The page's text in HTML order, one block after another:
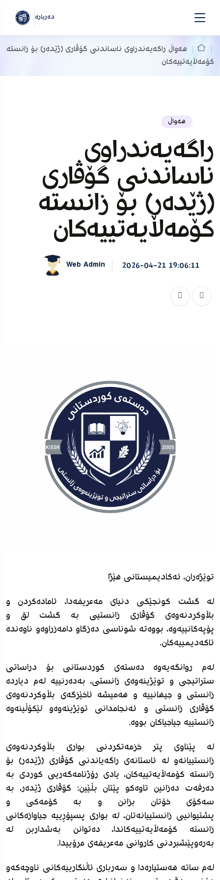
دەربارە
هەواڵ راگەیەندراوی ناساندنی گۆڤاری (ژێدەر) بۆ زانستە
کۆمەڵایەتییەکان
هەواڵ
راگەیەندراوی
ناساندنی گۆڤاری
(ژێدەر) بۆ زانستە
کۆمەڵایەتییەکان
Web Admin 2026-04-21 19:06:11
توێژەران، ئەکادیمیستانی هێژا
لە گشت کونجێکی دنیای مەعریفەدا، ئامادەکردن و
بڵاوکردنەوەی گۆڤاری زانستیی بە گشت لق و
پۆپەکانییەوە، بووەتە شوناسی دەزگاو دامەزراوەو ناوەندە
ئاکەدیمییەکان.
لەم روانگەیەوە دەستەی کوردستانی بۆ دراساتی
ستراتیجی و توێژینەوەی زانستی، بەدەرنییە لەم دیاردە
زانستی و جیهانییە و هەمیشە ئاخێزگەی بڵاوکردنەوەی
گۆڤاری زانستی و ئەنجامدانی توێژینەوەو لێکۆڵینەوە
زانستییە جیاجیاکان بووە.
لە پێناوی پتر خزمەتکردنی بواری بڵاوکردنەوەی
زانستییانەو لە ئاستانەی راگەیاندنی گۆڤاری (ژێدەر) بۆ
زانستە کۆمەڵایەتییەکان، یادی رۆژنامەگەریی کوردی بە
دەرفەت دەزانین تاوەکو پێتان بڵێین: گۆڤاری ژێدەر، بە
سەکۆی خۆتان بزانن و بە کۆمەکی و
پشتیوانیی زانستییانەتان، لە بواری پسپۆڕییە جیاوازەکانی
زانستە کۆمەڵایەتییەکاندا، دەتوانن بەشداربن لە
بەرەوپێشبردنی کاروانی مەعریفەی مرۆییدا.
لەم ساتە هەستیارەدا و سەرباری ئاڵنگارییەکانی ناوچەکەو